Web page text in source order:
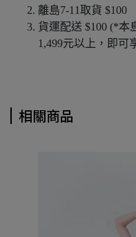
離島7-11取貨 $100
貨運配送 $100 (*本
1,499元以上，即可
相關商品